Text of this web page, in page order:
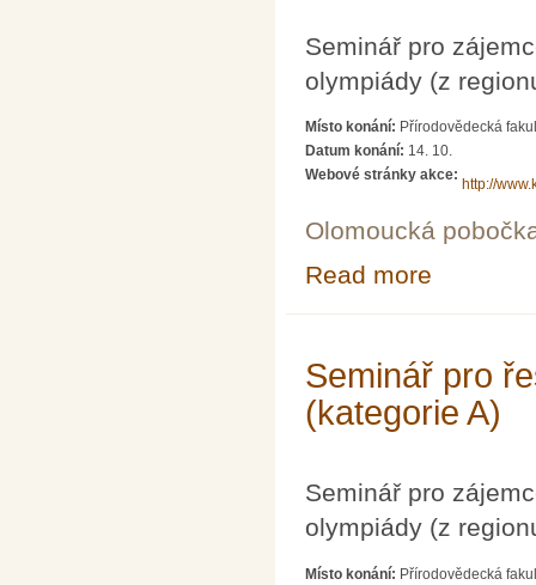
Seminář pro
olympiády (z
Místo konání: Přírodovědecká
Datum konání: 14. 10.
Webové stránky akce:
http://
Olomoucká
Read more
Seminář pro
(kategorie A)
Seminář pro
olympiády (z
Místo konání: Přírodovědecká